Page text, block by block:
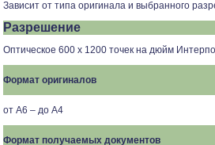
Зависит от типа оригинала и выбранного
Разрешение
Оптическое 600 х 1200 точек на дюйм
Формат оригиналов
от A6 – до A4
Формат получаемых документов